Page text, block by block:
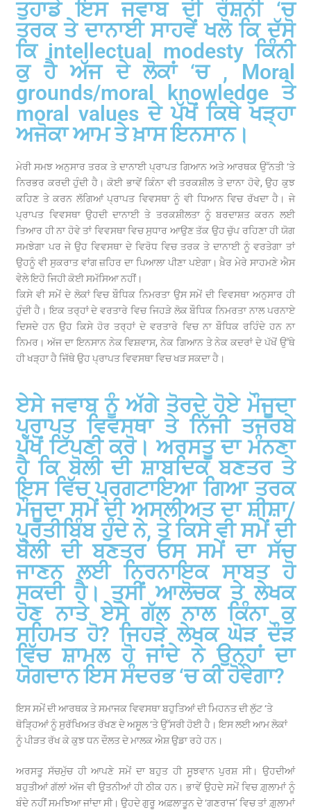
ਤੁਹਾਡੇ ਇਸ ਜਵਾਬ ਦੀ ਰੌਸ਼ਨੀ ‘ਚ
ਤਰਕ ਤੇ ਦਾਨਾਈ ਸਾਹਵੇਂ ਖਲੋ ਕਿ ਦੱਸੋ
ਕਿ intellectual modesty ਕਿੰਨੀ
ਕੁ ਹੈ ਅੱਜ ਦੇ ਲੋਕਾਂ ‘ਚ , Moral
grounds/moral knowledge ਤੇ
moral values ਦੇ ਪੱਖੋਂ ਕਿਥੇ ਖੜ੍ਹਾ
ਅਜੋਕਾ ਆਮ ਤੇ ਖ਼ਾਸ ਇਨਸਾਨ।
ਮੇਰੀ ਸਮਝ ਅਨੁਸਾਰ ਤਰਕ ਤੇ ਦਾਨਾਈ ਪ੍ਰਾਪਤ ਗਿਆਨ ਅਤੇ ਆਰਥਕ ਉੱਨਤੀ ‘ਤੇ
ਨਿਰਭਰ ਕਰਦੀ ਹੁੰਦੀ ਹੈ। ਕੋਈ ਭਾਵੇਂ ਕਿੰਨਾ ਵੀ ਤਰਕਸ਼ੀਲ ਤੇ ਦਾਨਾ ਹੋਵੇ, ਉਹ ਕੁਝ
ਕਹਿਣ ਤੇ ਕਰਨ ਲੱਗਿਆਂ ਪ੍ਰਾਪਤ ਵਿਵਸਥਾ ਨੂੰ ਵੀ ਧਿਆਨ ਵਿਚ ਰੱਖਦਾ ਹੈ। ਜੇ
ਪ੍ਰਾਪਤ ਵਿਵਸਥਾ ਉਹਦੀ ਦਾਨਾਈ ਤੇ ਤਰਕਸ਼ੀਲਤਾ ਨੂੰ ਬਰਦਾਸ਼ਤ ਕਰਨ ਲਈ
ਤਿਆਰ ਹੀ ਨਾ ਹੋਵੇ ਤਾਂ ਵਿਵਸਥਾ ਵਿਚ ਸੁਧਾਰ ਆਉਣ ਤੱਕ ਉਹ ਚੁੱਪ ਰਹਿਣਾ ਹੀ ਯੋਗ
ਸਮਝੇਗਾ ਪਰ ਜੇ ਉਹ ਵਿਵਸਥਾ ਦੇ ਵਿਰੋਧ ਵਿਚ ਤਰਕ ਤੇ ਦਾਨਾਈ ਨੂੰ ਵਰਤੇਗਾ ਤਾਂ
ਉਹਨੂੰ ਵੀ ਸੁਕਰਾਤ ਵਾਂਗ ਜ਼ਹਿਰ ਦਾ ਪਿਆਲਾ ਪੀਣਾ ਪਏਗਾ। ਖ਼ੈਰ ਮੇਰੇ ਸਾਹਮਣੇ ਐਸ
ਵੇਲੇ ਇਹੋ ਜਿਹੀ ਕੋਈ ਸਮੱਸਿਆ ਨਹੀਂ।
ਕਿਸੇ ਵੀ ਸਮੇਂ ਦੇ ਲੋਕਾਂ ਵਿਚ ਬੌਧਿਕ ਨਿਮਰਤਾ ਉਸ ਸਮੇਂ ਦੀ ਵਿਵਸਥਾ ਅਨੁਸਾਰ ਹੀ
ਹੁੰਦੀ ਹੈ। ਇਕ ਤਰ੍ਹਾਂ ਦੇ ਵਰਤਾਰੇ ਵਿਚ ਜਿਹੜੇ ਲੋਕ ਬੌਧਿਕ ਨਿਮਰਤਾ ਨਾਲ ਪਰਨਾਏ
ਦਿਸਦੇ ਹਨ ਉਹ ਕਿਸੇ ਹੋਰ ਤਰ੍ਹਾਂ ਦੇ ਵਰਤਾਰੇ ਵਿਚ ਨਾ ਬੌਧਿਕ ਰਹਿੰਦੇ ਹਨ ਨਾ
ਨਿਮਰ। ਅੱਜ ਦਾ ਇਨਸਾਨ ਨੇਕ ਵਿਸ਼ਵਾਸ, ਨੇਕ ਗਿਆਨ ਤੇ ਨੇਕ ਕਦਰਾਂ ਦੇ ਪੱਖੋਂ ਉੱਥੇ
ਹੀ ਖੜ੍ਹਾ ਹੈ ਜਿੱਥੇ ਉਹ ਪ੍ਰਾਪਤ ਵਿਵਸਥਾ ਵਿਚ ਖੜ ਸਕਦਾ ਹੈ।
ਏਸੇ ਜਵਾਬ ਨੂੰ ਅੱਗੇ ਤੋਰਦੇ ਹੋਏ ਮੌਜੂਦਾ
ਪ੍ਰਾਪਤ ਵਿਵਸਥਾ ਤੇ ਨਿੱਜੀ ਤਜਰਬੇ
ਪੱਖੋਂ ਟਿੱਪਣੀ ਕਰੋ। ਅਰਸਤੂ ਦਾ ਮੰਨਣਾ
ਹੈ ਕਿ ਬੋਲੀ ਦੀ ਸ਼ਾਬਦਿਕ ਬਣਤਰ ਤੇ
ਇਸ ਵਿੱਚ ਪ੍ਰਗਟਾਇਆ ਗਿਆ ਤਰਕ
ਮੌਜੂਦਾ ਸਮੇਂ ਦੀ ਅਸਲੀਅਤ ਦਾ ਸ਼ੀਸ਼ਾ/
ਪ੍ਰਤੀਬਿੰਬ ਹੁੰਦੇ ਨੇ, ਤੇ ਕਿਸੇ ਵੀ ਸਮੇਂ ਦੀ
ਬੋਲੀ ਦੀ ਬਣਤਰ ਓਸ ਸਮੇਂ ਦਾ ਸੱਚ
ਜਾਣਨ ਲਈ ਨਿਰਨਾਇਕ ਸਾਬਤ ਹੋ
ਸਕਦੀ ਹੈ। ਤੁਸੀਂ ਆਲੋਚਕ ਤੇ ਲੇਖਕ
ਹੋਣ ਨਾਤੇ ਏਸੇ ਗੱਲ ਨਾਲ ਕਿੰਨਾ ਕੁ
ਸਹਿਮਤ ਹੋ? ਜਿਹੜੇ ਲੇਖਕ ਘੋੜ ਦੌੜ
ਵਿੱਚ ਸ਼ਾਮਲ ਹੋ ਜਾਂਦੇ ਨੇ ਉਨ੍ਹਾਂ ਦਾ
ਯੋਗਦਾਨ ਇਸ ਸੰਦਰਭ ‘ਚ ਕੀ ਹੋਵੇਗਾ?
ਇਸ ਸਮੇਂ ਦੀ ਆਰਥਕ ਤੇ ਸਮਾਜਕ ਵਿਵਸਥਾ ਬਹੁਤਿਆਂ ਦੀ ਮਿਹਨਤ ਦੀ ਲੁੱਟ ‘ਤੇ
ਥੋੜ੍ਹਿਆਂ ਨੂੰ ਸੁਰੱਖਿਅਤ ਰੱਖਣ ਦੇ ਅਸੂਲ ‘ਤੇ ਉੱਸਰੀ ਹੋਈ ਹੈ। ਇਸ ਲਈ ਆਮ ਲੋਕਾਂ
ਨੂੰ ਪੀੜਤ ਰੱਖ ਕੇ ਕੁਝ ਧਨ ਦੌਲਤ ਦੇ ਮਾਲਕ ਐਸ਼ ਉਡਾ ਰਹੇ ਹਨ।
ਅਰਸਤੂ ਸੱਚਮੁੱਚ ਹੀ ਆਪਣੇ ਸਮੇਂ ਦਾ ਬਹੁਤ ਹੀ ਸੂਝਵਾਨ ਪੁਰਸ਼ ਸੀ। ਉਹਦੀਆਂ
ਬਹੁਤੀਆਂ ਗੱਲਾਂ ਅੱਜ ਵੀ ਉਤਨੀਆਂ ਹੀ ਠੀਕ ਹਨ। ਭਾਵੇਂ ਉਹਦੇ ਸਮੇਂ ਵਿਚ ਗ਼ੁਲਾਮਾਂ ਨੂੰ
ਬੰਦੇ ਨਹੀਂ ਸਮਝਿਆ ਜਾਂਦਾ ਸੀ। ਉਹਦੇ ਗੁਰੂ ਅਫ਼ਲਾਤੂਨ ਦੇ ‘ਗਣਰਾਜ’ ਵਿਚ ਤਾਂ ਗ਼ੁਲਾਮਾਂ